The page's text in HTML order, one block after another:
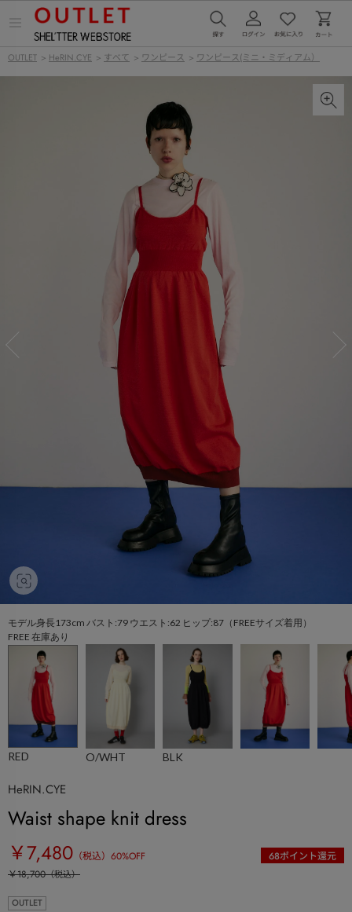
ー
を
OUTLET > HeRIN.CYE > すべて > ワンピース > ワンピース(ミニ・ミディアム）
モデル身長173cm バスト:79 ウエスト:62 ヒップ:87（FREEサイズ着用）
FREE 在庫あり
RED O/WHT BLK
HeRIN.CYE
Waist shape knit dress
￥7,480 （税込） 60%OFF 68ポイント還元
￥18,700（税込）
OUTLET